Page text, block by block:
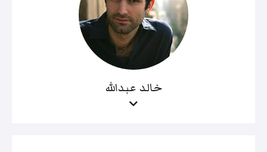
خالد عبدالله